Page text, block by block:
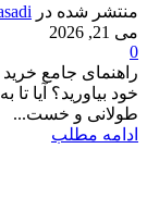
منتشر شده در
می 21, 2026
0
راهنمای جامع
خود بیاورید؟ آیا
طولانی و خست...
ادامه مطلب